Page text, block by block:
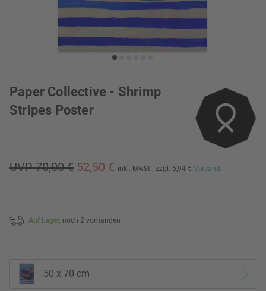
Paper Collective - Shrimp
Stripes Poster
UVP 70,00 € 52,50 € inkl. MwSt., zzgl. 5,94 € Versand
Auf Lager, noch 2 vorhanden
50 x 70 cm